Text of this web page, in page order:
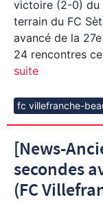
victoire (2-0) du
terrain du FC
avancé de la
24 rencontres
suite
fc villefranche-
[News-
secondes
(FC